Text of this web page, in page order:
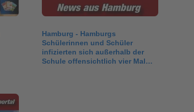
Hamburg - Hamburgs
Schülerinnen und Schüler
infizierten sich außerhalb der
Schule offensichtlich vier Mal